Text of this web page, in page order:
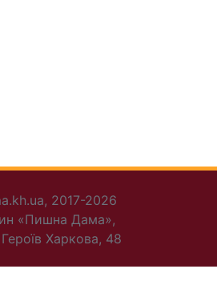
2017-2026
«Пишна Дама»,
Харкова, 48